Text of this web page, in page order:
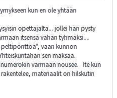
kun en ole yhtään
opettajalta... jollei hän pysty
itsensä vähän tyhmäksi....
vaan kunnon
sen maksaa.
varmaan nousee. Ite kun
materiaalit on hilskutin